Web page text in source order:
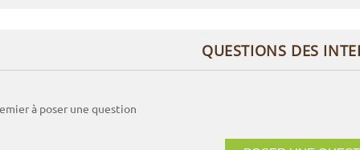
QUESTIONS DES
à poser une question